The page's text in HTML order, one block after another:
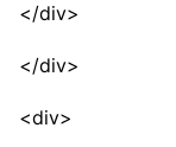
</div>
</div>
<div>